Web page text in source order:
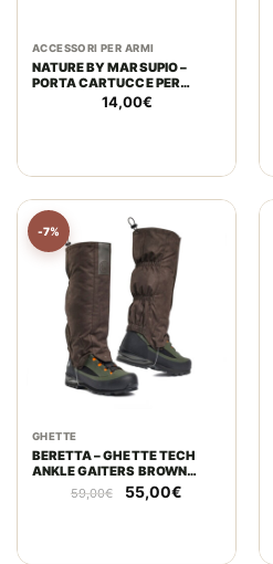
ACCESSORI PER ARMI
NATURE BY MARSUPIO –
PORTA CARTUCCE PER
CARABINA SHOT 3
IMBOTTITO IN POLYESTERE
14,00€
-7%
GHETTE
BERETTA – GHETTE TECH
ANKLE GAITERS BROWN
59,00€
Il
prezzo
55,00€
55,00€.